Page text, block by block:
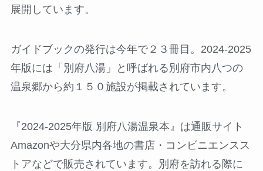
展開しています。
ガイドブックの発行は今年で２３冊目。2024-2025
年版には「別府八湯」と呼ばれる別府市内八つの
温泉郷から約１５０施設が掲載されています。
『2024-2025年版 別府八湯温泉本』は通販サイト
Amazonや大分県内各地の書店・コンビニエンスス
トアなどで販売されています。別府を訪れる際に